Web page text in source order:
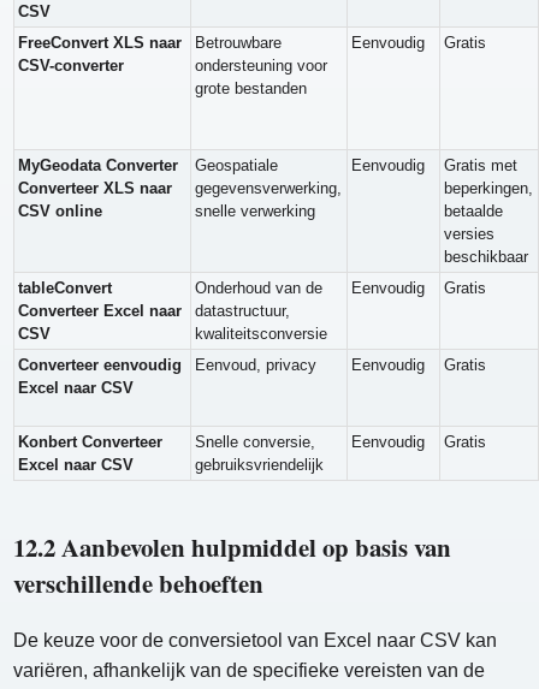
CSV
FreeConvert XLS naar
CSV-converter
Betrouwbare
ondersteuning voor
grote bestanden
Eenvoudig Gratis
MyGeodata Converter
Converteer XLS naar
CSV online
Geospatiale
gegevensverwerking,
snelle verwerking
Eenvoudig
Gratis met
beperkingen,
betaalde
versies
beschikbaar
tableConvert
Converteer Excel naar
CSV
Onderhoud van de
datastructuur,
kwaliteitsconversie
Eenvoudig Gratis
Converteer eenvoudig
Excel naar CSV
Eenvoud, privacy Eenvoudig Gratis
Konbert Converteer
Excel naar CSV
Snelle conversie,
gebruiksvriendelijk
Eenvoudig Gratis
12.2 Aanbevolen hulpmiddel op basis van
verschillende behoeften
De keuze voor de conversietool van Excel naar CSV kan
variëren, afhankelijk van de specifieke vereisten van de